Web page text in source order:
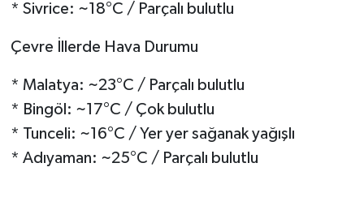
* Sivrice: ~18°C / Parçalı bulutlu
Çevre İllerde Hava Durumu
* Malatya: ~23°C / Parçalı bulutlu
* Bingöl: ~17°C / Çok bulutlu
* Tunceli: ~16°C / Yer yer sağanak yağışlı
* Adıyaman: ~25°C / Parçalı bulutlu